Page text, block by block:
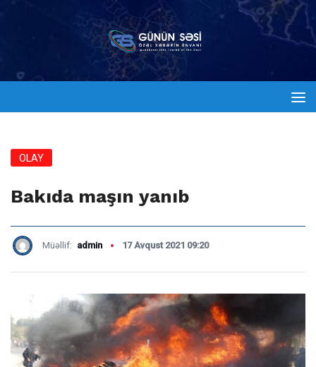
OLAY
Bakıda maşın yanıb
Müəllif: admin 17 Avqust 2021 09:20